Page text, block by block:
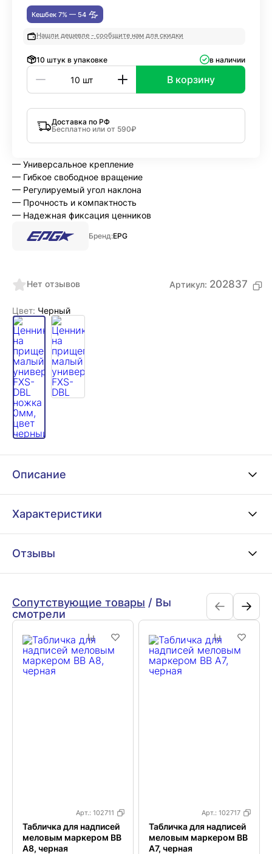
Нет отзывов Артикул: 202837
Цвет: Черный
Кешбек 7% — 54
Нашли дешевле - сообщите нам для скидки
10 штук в упаковке в наличии
В корзину
Доставка по РФ
Бесплатно или от 590₽
— Универсальное крепление
— Гибкое свободное вращение
— Регулируемый угол наклона
— Прочность и компактность
— Надежная фиксация ценников
Бренд:EPG
Описание
Характеристики
Отзывы
Сопутствующие товары / Вы
смотрели
Арт.: 102711
Табличка для надписей
меловым маркером BB
A8, черная
Арт.: 102717
Табличка для надписей
меловым маркером BB
A7, черная